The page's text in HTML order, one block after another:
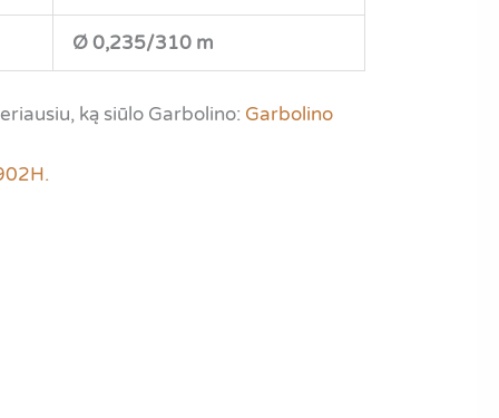
Ø 0,235/310 m
ką siūlo Garbolino: Garbolino